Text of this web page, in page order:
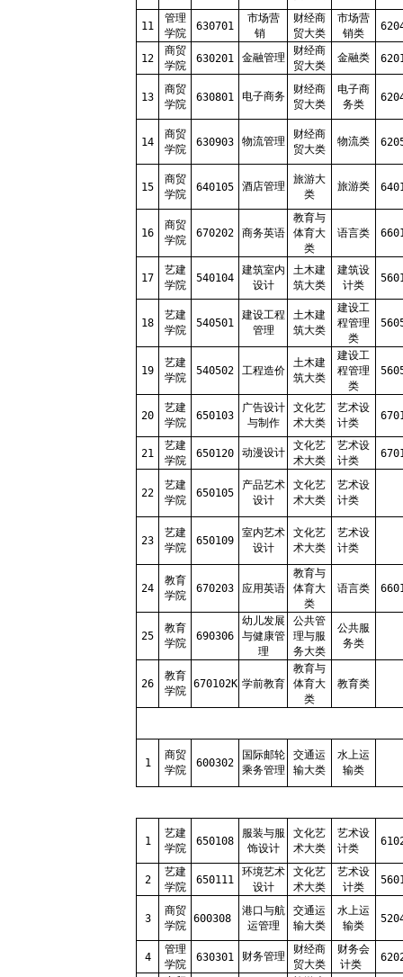
11
管理
学院
630701
市场营
销
财经商
贸大类
市场营
销类
12
商贸
学院
630201 金融管理
财经商
贸大类
金融类
13
商贸
学院
630801 电子商务
财经商
贸大类
电子商
务类
14
商贸
学院
630903 物流管理
财经商
贸大类
物流类
15
商贸
学院
640105 酒店管理
旅游大
类
旅游类
16
商贸
学院
670202 商务英语
教育与
体育大
类
语言类
17
艺建
学院
540104
建筑室内
设计
土木建
筑大类
建筑设
计类
18
艺建
学院
540501
建设工程
管理
土木建
筑大类
建设工
程管理
类
19
艺建
学院
540502 工程造价
土木建
筑大类
建设工
程管理
类
20
艺建
学院
650103
广告设计
与制作
文化艺
术大类
艺术设
计类
21
艺建
学院
650120 动漫设计
文化艺
术大类
艺术设
计类
22
艺建
学院
650105
产品艺术
设计
文化艺
术大类
艺术设
计类
23
艺建
学院
650109
室内艺术
设计
文化艺
术大类
艺术设
计类
24
教育
学院
670203 应用英语
教育与
体育大
类
语言类
25
教育
学院
690306
幼儿发展
与健康管
理
公共管
理与服
务大类
公共服
务类
26
教育
学院
670102K 学前教育
教育与
体育大
类
教育类
1
商贸
学院
600302
国际邮轮
乘务管理
交通运
输大类
水上运
输类
1
艺建
学院
650108
服装与服
饰设计
文化艺
术大类
艺术设
计类
2
艺建
学院
650111
环境艺术
设计
文化艺
术大类
艺术设
计类
3
商贸
学院
600308
港口与航
运管理
交通运
输大类
水上运
输类
4
管理
学院
630301 财务管理
财经商
贸大类
财务会
计类